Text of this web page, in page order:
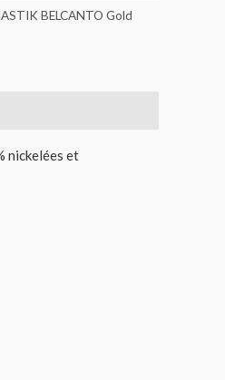
BELCANTO Gold
nickelées et